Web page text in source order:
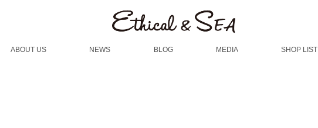
ABOUT US NEWS BLOG MEDIA SHOP LIST